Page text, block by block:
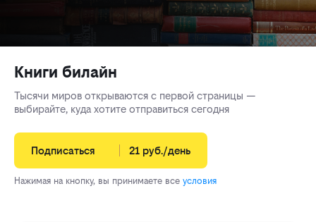
Книги билайн
Тысячи миров открываются с первой страницы —
выбирайте, куда хотите отправиться сегодня
Подписаться 21 руб./день
Нажимая на кнопку, вы принимаете все условия